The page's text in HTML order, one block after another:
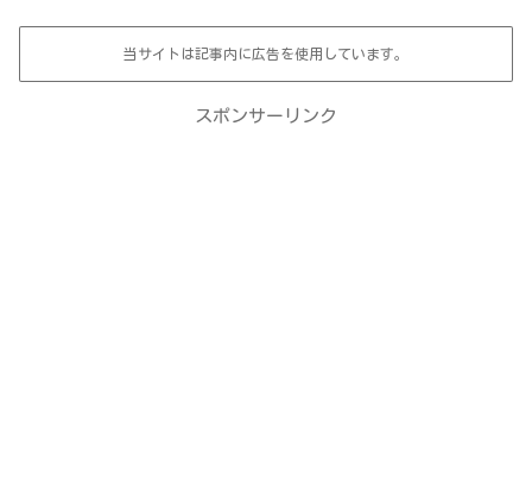
当サイトは記事内に広告を使用しています。
スポンサーリンク